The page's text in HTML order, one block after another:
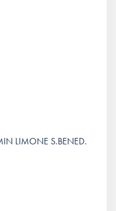
LIMONE S.BENED.